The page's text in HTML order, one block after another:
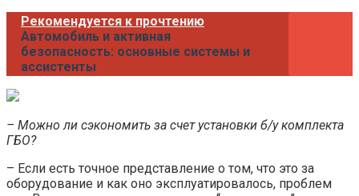
Рекомендуется к прочтению
Автомобиль и активная
безопасность: основные системы и
ассистенты
– Можно ли сэкономить за счет установки б/у комплекта
ГБО?
– Если есть точное представление о том, что это за
оборудование и как оно эксплуатировалось, проблем